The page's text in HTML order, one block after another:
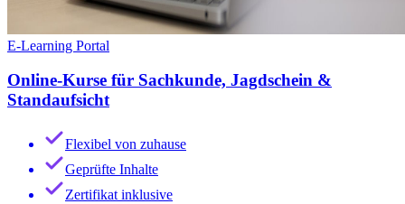
E-Learning Portal
Online-Kurse für Sachkunde, Jagdschein &
Standaufsicht
Flexibel von zuhause
Geprüfte Inhalte
Zertifikat inklusive